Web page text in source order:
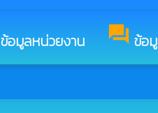
ข้อมูลหน่วยงาน forum ข้อ
ริหารส่วนตำบลกันทรารมย์